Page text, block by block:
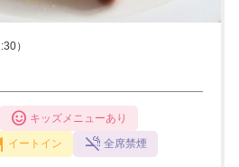
）
キッズメニューあり
イートイン 全席禁煙